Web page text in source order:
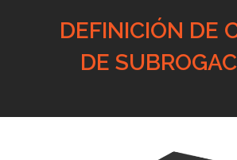
DEFINICIÓN DE
DE